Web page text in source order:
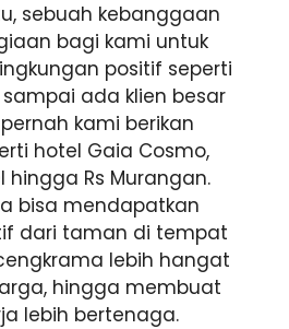
sebuah kebanggaan
bagi kami untuk
positif seperti
ada klien besar
kami berikan
hotel Gaia Cosmo,
hingga Rs Murangan.
bisa mendapatkan
dari taman di tempat
lebih hangat
hingga membuat
lebih bertenaga.